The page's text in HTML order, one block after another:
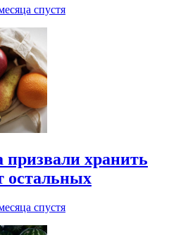
спустя
призвали хранить
остальных
спустя